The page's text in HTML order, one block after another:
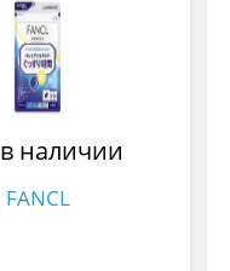
наличии
FANCL